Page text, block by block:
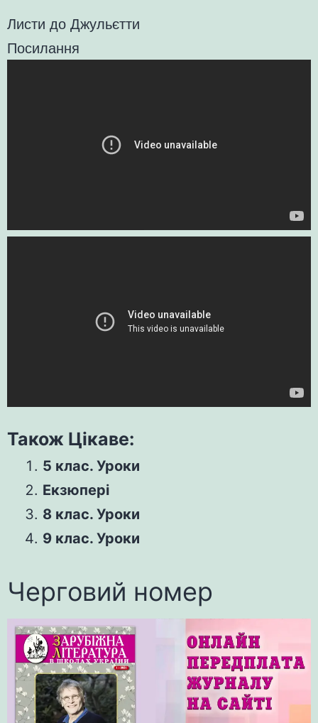
Листи до Джульєтти
Посилання
Також Цікаве:
5 клас. Уроки
Екзюпері
8 клас. Уроки
9 клас. Уроки
Черговий номер